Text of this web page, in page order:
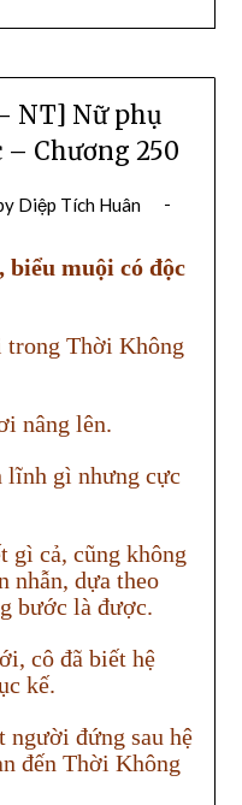
NT] Nữ phụ
– Chương 250
Diệp Tích Huân
biểu muội có độc
Thời Không
nâng lên.
lĩnh gì nhưng cực
gì cả, cũng không
nhẫn, dựa theo
bước là được.
cô đã biết hệ
kế.
đứng sau hệ
đến Thời Không